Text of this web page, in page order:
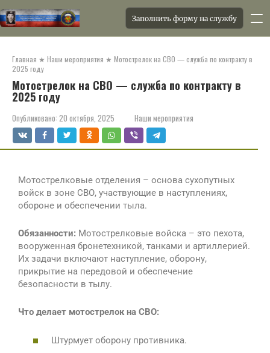
Заполнить форму на службу
Главная ★ Наши мероприятия ★ Мотострелок на СВО — служба по контракту в
2025 году
Мотострелок на СВО — служба по контракту в
2025 году
Опубликовано: 20 октября, 2025 Наши мероприятия
Мотострелковые отделения – основа сухопутных
войск в зоне СВО, участвующие в наступлениях,
обороне и обеспечении тыла.
Обязанности: Мотострелковые войска – это пехота,
вооруженная бронетехникой, танками и артиллерией.
Их задачи включают наступление, оборону,
прикрытие на передовой и обеспечение
безопасности в тылу.
Что делает мотострелок на СВО:
Штурмует оборону противника.